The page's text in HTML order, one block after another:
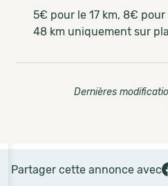
5€ pour le 17 km, 8€
48 km uniquement sur
Dernières
Partager cette annonce avec